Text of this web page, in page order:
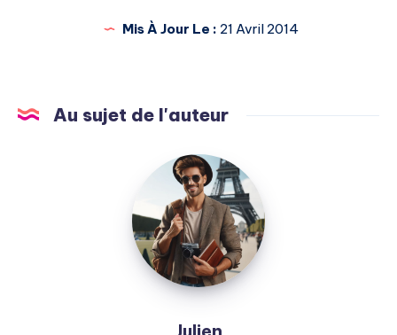
Mis À Jour Le : 21 Avril 2014
Au sujet de l'auteur
Julien